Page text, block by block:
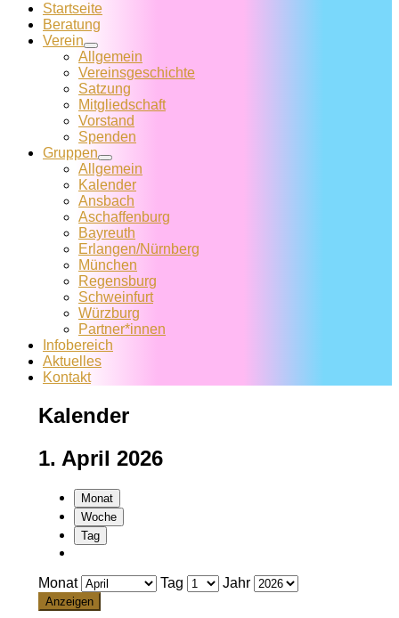
Startseite
Beratung
Verein
Allgemein
Vereins­geschichte
Satzung
Mitglied­schaft
Vorstand
Spenden
Gruppen
Allgemein
Kalender
Ansbach
Aschaffenburg
Bayreuth
Erlangen/Nürnberg
München
Regensburg
Schweinfurt
Würzburg
Partner*innen
Infobereich
Aktuelles
Kontakt
Kalender
1. April 2026
Monat
Woche
Tag
Monat Tag Jahr